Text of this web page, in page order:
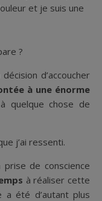
et je suis une
?
d’accoucher
à une énorme
quelque chose de
j’ai ressenti.
de conscience
à réaliser cette
a été d’autant plus